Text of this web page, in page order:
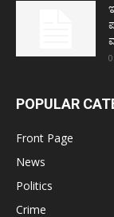
POPULAR
Front Page
News
Politics
Crime